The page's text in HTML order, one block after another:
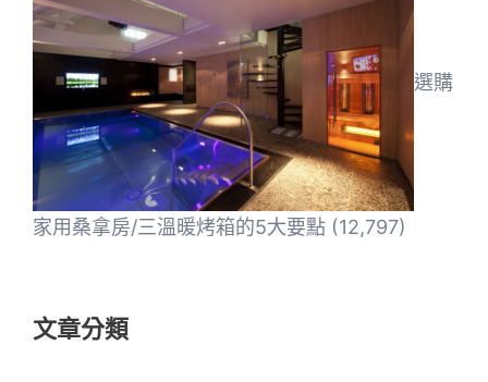
選購
家用桑拿房/三溫暖烤箱的5大要點 (12,797)
文章分類